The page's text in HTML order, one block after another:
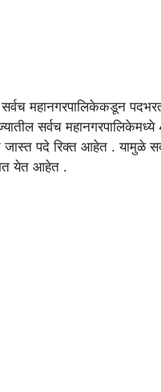
सर्वच महानगरपालिकेकडून
सर्वच
जास्त पदे रिक्त आहेत . यामुळे
येत आहेत .